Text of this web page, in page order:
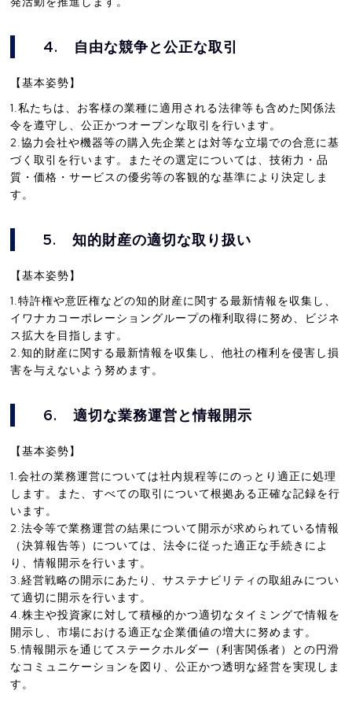
4. 自由な競争と公正な取引
【基本姿勢】
1.私たちは、お客様の業種に適用される法律等も含めた関係法
令を遵守し、公正かつオープンな取引を行います。
2.協力会社や機器等の購入先企業とは対等な立場での合意に基
づく取引を行います。またその選定については、技術力・品
質・価格・サービスの優劣等の客観的な基準により決定しま
す。
5. 知的財産の適切な取り扱い
【基本姿勢】
1.特許権や意匠権などの知的財産に関する最新情報を収集し、
イワナカコーポレーショングループの権利取得に努め、ビジネ
ス拡大を目指します。
2.知的財産に関する最新情報を収集し、他社の権利を侵害し損
害を与えないよう努めます。
6. 適切な業務運営と情報開示
【基本姿勢】
1.会社の業務運営については社内規程等にのっとり適正に処理
します。また、すべての取引について根拠ある正確な記録を行
います。
2.法令等で業務運営の結果について開示が求められている情報
（決算報告等）については、法令に従った適正な手続きによ
り、情報開示を行います。
3.経営戦略の開示にあたり、サステナビリティの取組みについ
て適切に開示を行います。
4.株主や投資家に対して積極的かつ適切なタイミングで情報を
開示し、市場における適正な企業価値の増大に努めます。
5.情報開示を通じてステークホルダー（利害関係者）との円滑
なコミュニケーションを図り、公正かつ透明な経営を実現しま
す。